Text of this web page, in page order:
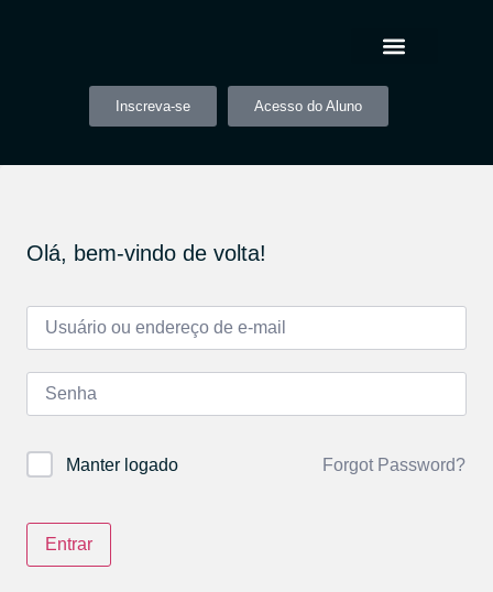
Inscreva-se Acesso do Aluno
Olá, bem-vindo de volta!
Manter logado Forgot Password?
Entrar